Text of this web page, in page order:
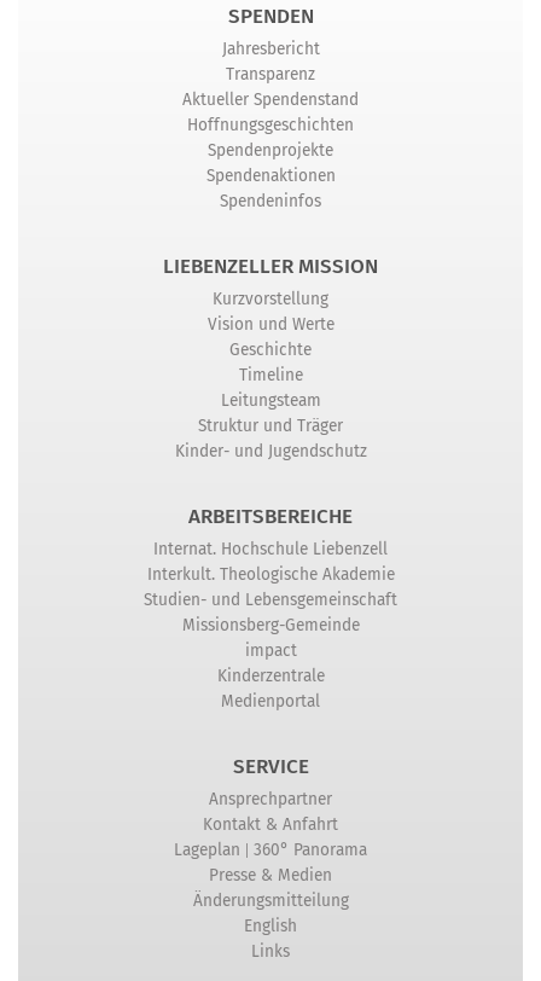
SPENDEN
Jahresbericht
Transparenz
Aktueller Spendenstand
Hoffnungsgeschichten
Spendenprojekte
Spendenaktionen
Spendeninfos
LIEBENZELLER MISSION
Kurzvorstellung
Vision und Werte
Geschichte
Timeline
Leitungsteam
Struktur und Träger
Kinder- und Jugendschutz
ARBEITSBEREICHE
Internat. Hochschule Liebenzell
Interkult. Theologische Akademie
Studien- und Lebensgemeinschaft
Missionsberg-Gemeinde
impact
Kinderzentrale
Medienportal
SERVICE
Ansprechpartner
Kontakt & Anfahrt
Lageplan | 360° Panorama
Presse & Medien
Änderungsmitteilung
English
Links